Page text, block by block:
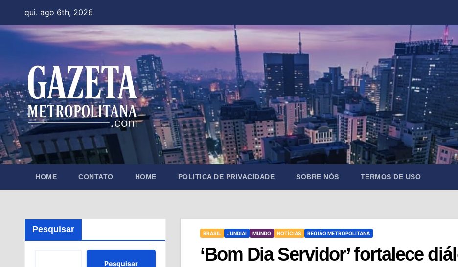
content
qui. ago 6th, 2026
HOME CONTATO HOME POLITICA DE PRIVACIDADE SOBRE NÓS TERMOS DE USO
Pesquisar
Pesquisar
BRASIL JUNDIAI MUNDO NOTÍCIAS REGIÃO METROPOLITANA
‘Bom Dia Servidor’ fortalece